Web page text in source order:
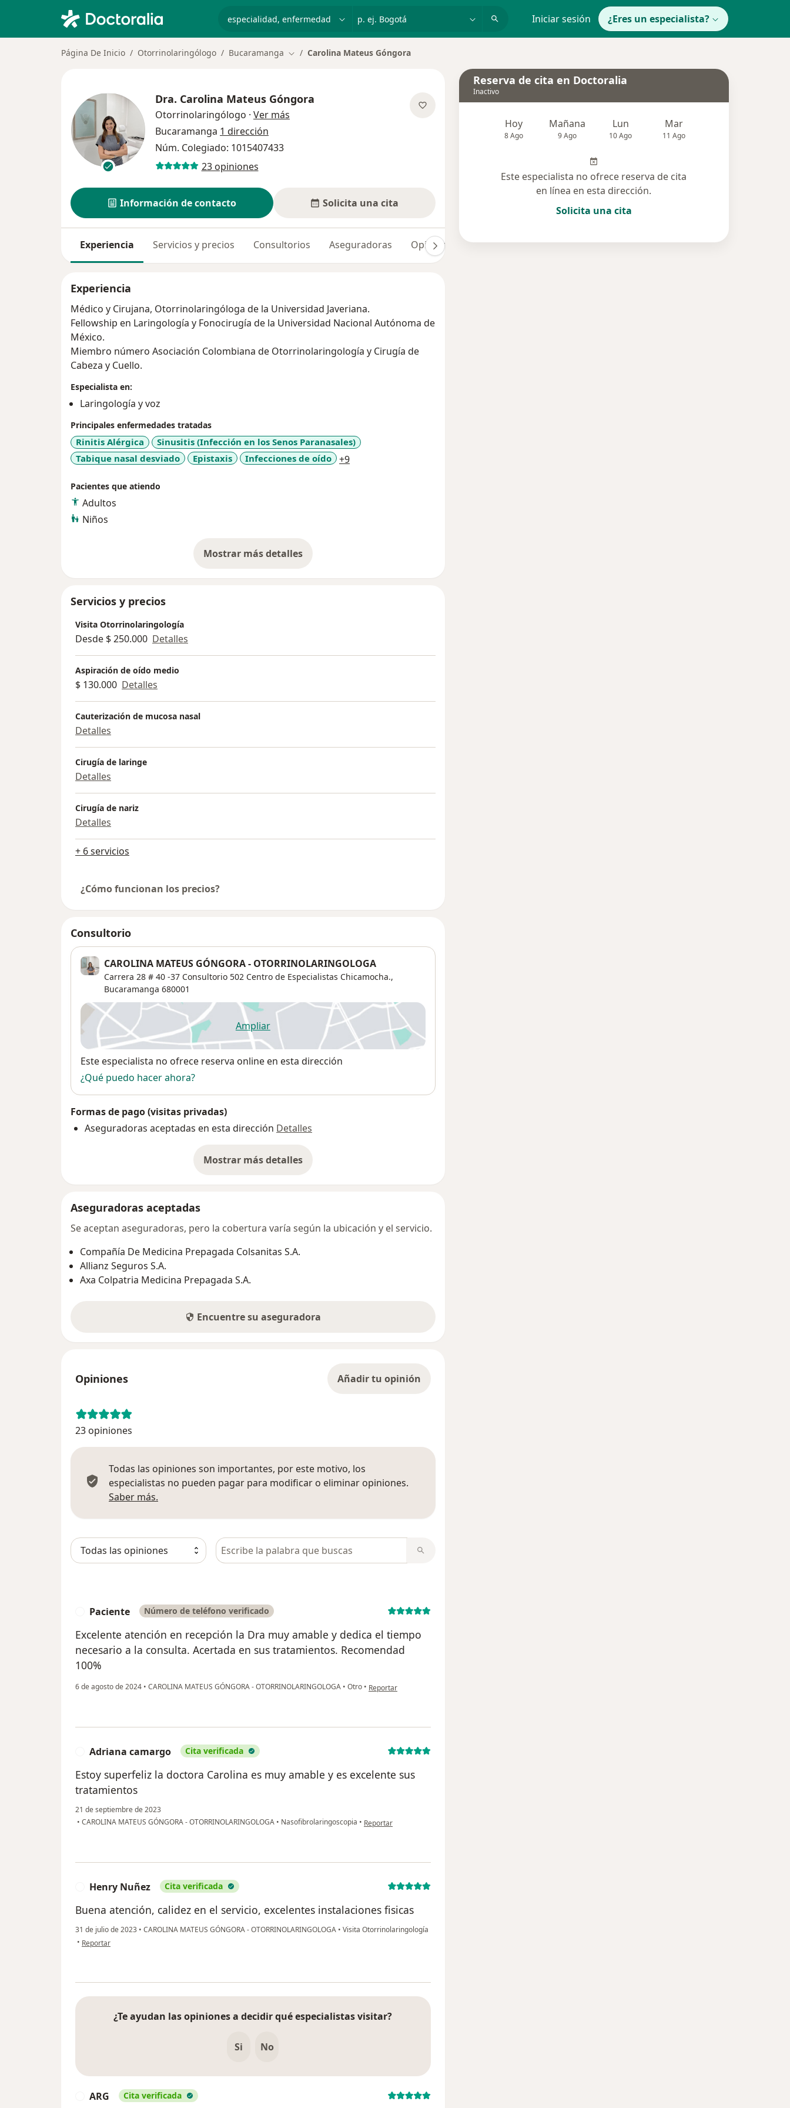
p. ej. Bogotá Iniciar sesión ¿Eres un especialista?
Página De Inicio Otorrinolaringólogo Bucaramanga Cambiar de ciudad
Carolina Mateus Góngora
Dra. Carolina Mateus Góngora
Otorrinolaringólogo · Ver más
Bucaramanga 1 dirección
Núm. Colegiado: 1015407433
23 opiniones
Información de contacto Solicita una cita
Experiencia Servicios y precios Consultorios Aseguradoras Opiniones (23)
Experiencia
Médico y Cirujana, Otorrinolaringóloga de la Universidad Javeriana.
Fellowship en Laringología y Fonocirugía de la Universidad Nacional Autónoma de
México.
Miembro número Asociación Colombiana de Otorrinolaringología y Cirugía de
Cabeza y Cuello.
Especialista en:
Laringología y voz
Principales enfermedades tratadas
Rinitis Alérgica
Sinusitis (Infección en los Senos Paranasales)
Tabique nasal desviado
Epistaxis Infecciones de oído +9a11y_sr_more_diseases
Pacientes que atiendo
Adultos
Niños
Mostrar más detalles
sobre la experiencia
Servicios y precios
Visita Otorrinolaringología
Desde $ 250.000 Detalles
Aspiración de oído medio
$ 130.000 Detalles
Cauterización de mucosa nasal
Detalles
Cirugía de laringe
Detalles
Cirugía de nariz
Detalles
+ 6 servicios
¿Cómo funcionan los precios?
Consultorio
CAROLINA MATEUS GÓNGORA - OTORRINOLARINGOLOGA
Carrera 28 # 40 -37 Consultorio 502 Centro de Especialistas Chicamocha.,
Bucaramanga 680001
Ampliarse abre en una nueva pestaña
Disponibilidad
Este especialista no ofrece reserva online en esta dirección
¿Qué puedo hacer ahora?
Formas de pago (visitas privadas)
Aseguradoras aceptadas en esta dirección Detalles
Mostrar más detalles
sobre la dirección
Aseguradoras aceptadas
Se aceptan aseguradoras, pero la cobertura varía según la ubicación y el servicio.
Compañía De Medicina Prepagada Colsanitas S.A.
Allianz Seguros S.A.
Axa Colpatria Medicina Prepagada S.A.
Encuentre su aseguradora
Opiniones Añadir tu opinión
23 opiniones
Todas las opiniones son importantes, por este motivo, los
especialistas no pueden pagar para modificar o eliminar opiniones.
Saber más.
Busca en opiniones
Paciente Número de teléfono verificado
Excelente atención en recepción la Dra muy amable y dedica el tiempo
necesario a la consulta. Acertada en sus tratamientos. Recomendad
100%
6 de agosto de 2024 • CAROLINA MATEUS GÓNGORA - OTORRINOLARINGOLOGA • Otro • en opinión del usuario Paciente
Reportar
Adriana camargo Cita verificada
Estoy superfeliz la doctora Carolina es muy amable y es excelente sus
tratamientos
21 de septiembre de 2023
• CAROLINA MATEUS GÓNGORA - OTORRINOLARINGOLOGA • Nasofibrolaringoscopia • en opinión del usuario Adriana camargo
Reportar
Henry Nuñez Cita verificada
Buena atención, calidez en el servicio, excelentes instalaciones fisicas
31 de julio de 2023 • CAROLINA MATEUS GÓNGORA - OTORRINOLARINGOLOGA • Visita Otorrinolaringología
• en opinión del usuario Henry Nuñez
Reportar
¿Te ayudan las opiniones a decidir qué especialistas visitar?
Si No
ARG Cita verificada
Reserva de cita en Doctoralia
Inactivo
Hoy
8 Ago
Mañana
9 Ago
Lun
10 Ago
Mar
11 Ago
Este especialista no ofrece reserva de cita
en línea en esta dirección.
Solicita una cita